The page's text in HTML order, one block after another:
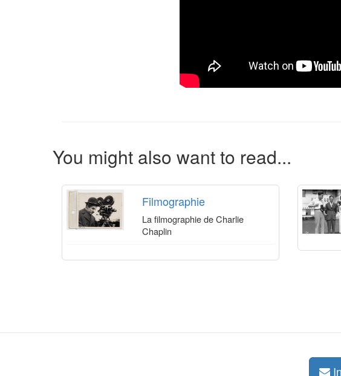
You might also want to read...
Filmographie
La filmographie de Charlie
Chaplin